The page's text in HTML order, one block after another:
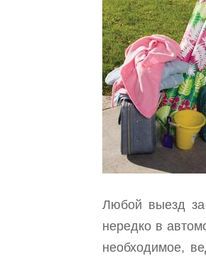
Любой выезд
нередко в
необходимое,